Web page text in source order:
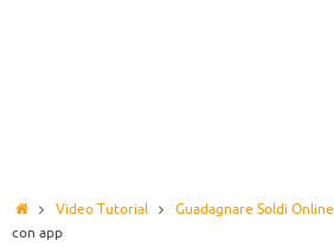
Video Tutorial Guadagnare Soldi Online
con app